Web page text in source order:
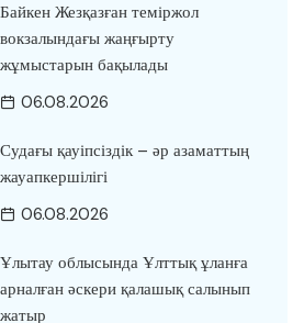
Байкен Жезқазған теміржол
вокзалындағы жаңғырту
жұмыстарын бақылады
06.08.2026
Судағы қауіпсіздік – әр азаматтың
жауапкершілігі
06.08.2026
Ұлытау облысында Ұлттық ұланға
арналған әскери қалашық салынып
жатыр